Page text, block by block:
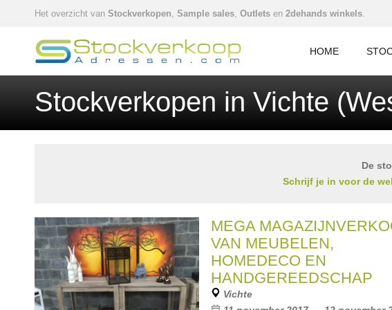
Het overzicht van Stockverkopen, Sample sales, Outlets en 2dehands winkels.
HOME
Stockverkopen in Vichte
De
Schrijf je in voor de
MEGA
VAN MEUBELEN,
HOMEDECO EN
HANDGEREEDSCHAP
Vichte